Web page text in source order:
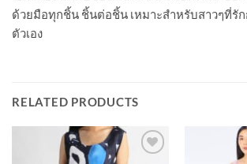
ด้วยมือทุกชิ้น ชิ้นต่อชิ้น เหมาะสำหรับสาวๆที่รั
ตัวเอง
RELATED PRODUCTS